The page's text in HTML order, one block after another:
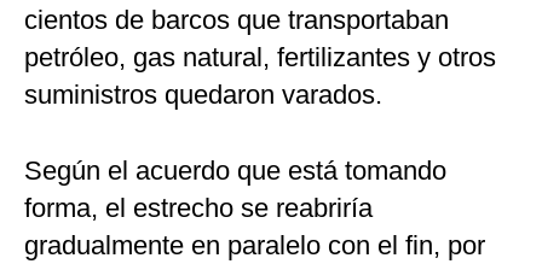
cientos de barcos que transportaban
petróleo, gas natural, fertilizantes y otros
suministros quedaron varados.
Según el acuerdo que está tomando
forma, el estrecho se reabriría
gradualmente en paralelo con el fin, por